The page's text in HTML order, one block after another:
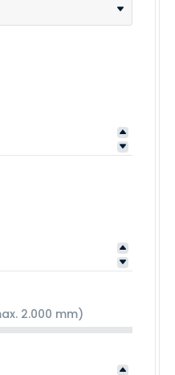
2.000 mm)